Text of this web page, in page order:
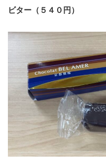
ビター（５４０円）